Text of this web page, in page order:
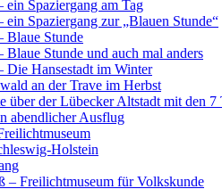
ein Spaziergang am Tag
ein Spaziergang zur „Blauen Stunde“
Blaue Stunde
Blaue Stunde und auch mal anders
Die Hansestadt im Winter
an der Trave im Herbst
über der Lübecker Altstadt mit den 7
abendlicher Ausflug
Holstein
– Freilichtmuseum für Volkskunde